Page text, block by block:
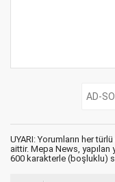
UYARI: Yorumların her
aittir. Mepa News,
600 karakterle (boşluklu)